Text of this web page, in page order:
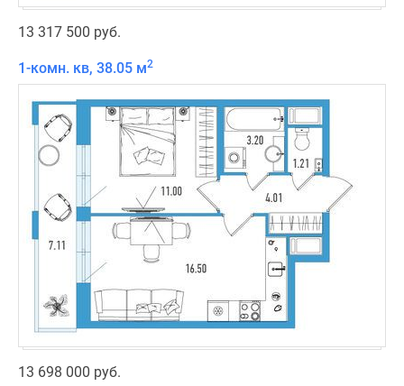
13 317 500 руб.
1-комн. кв, 38.05 м2
13 698 000 руб.